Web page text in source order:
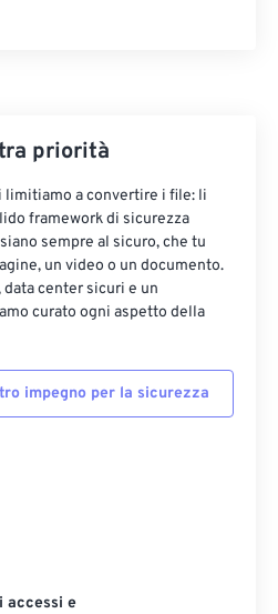
priorità
limitiamo a convertire i file: li
framework di sicurezza
sempre al sicuro, che tu
un video o un documento.
center sicuri e un
curato ogni aspetto della
impegno per la sicurezza
accessi e